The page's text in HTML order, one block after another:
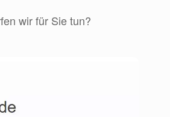
wir für Sie tun?